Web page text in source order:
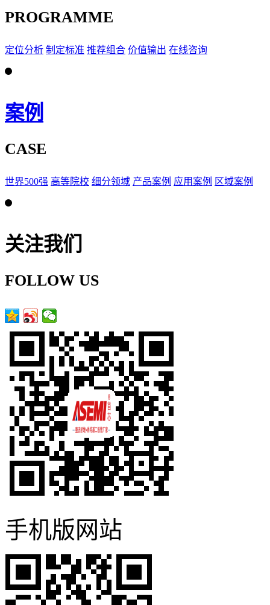
PROGRAMME
定位分析 制定标准 推荐组合 价值输出 在线咨询
案例
CASE
世界500强 高等院校 细分领域 产品案例 应用案例 区域案例
关注我们
FOLLOW US
手机版网站